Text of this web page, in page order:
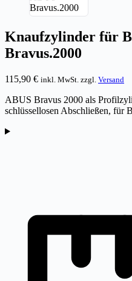
Knaufzylinder für
Bravus.2000
115,90 € inkl. MwSt. zzgl. Versand
ABUS Bravus 2000 als
schlüssellosen Abschließen, für